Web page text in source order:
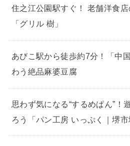
住之江公園駅すぐ！ 老舗洋食
「グリル 樹」
あびこ駅から徒歩約7分！「中
わう絶品麻婆豆腐
思わず気になる“するめぱん”！
ろう「パン工房 いっぷく｜堺市